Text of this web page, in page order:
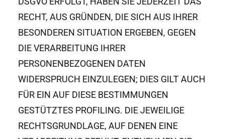
RECHT, AUS GRÜNDEN, DIE SICH AUS IHRER
BESONDEREN SITUATION ERGEBEN, GEGEN
DIE VERARBEITUNG IHRER
PERSONENBEZOGENEN DATEN
WIDERSPRUCH EINZULEGEN; DIES GILT AUCH
FÜR EIN AUF DIESE BESTIMMUNGEN
GESTÜTZTES PROFILING. DIE JEWEILIGE
RECHTSGRUNDLAGE, AUF DENEN EINE